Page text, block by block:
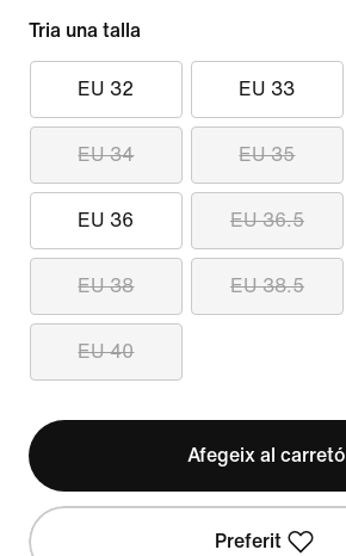
Tria una talla
EU 32 EU 33
EU 34 EU 35
EU 36 EU 36.5
EU 38 EU 38.5
EU 40
Afegeix al carretó
Preferit